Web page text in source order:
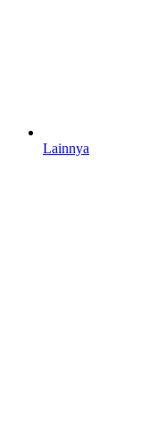
Lainnya